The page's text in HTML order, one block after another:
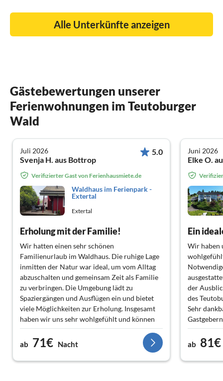
Alle Unterkünfte anzeigen
Gästebewertungen unserer
Ferienwohnungen im Teutoburger
Wald
Juli 2026
Svenja H. aus Bottrop
5.0
Verifizierter Gast von Ferienhausmiete.de
Waldhaus im Ferienpark -
Extertal
Extertal
Erholung mit der Familie!
Wir hatten einen sehr schönen
Familienurlaub im Waldhaus. Die ruhige Lage
inmitten der Natur war ideal, um vom Alltag
abzuschalten und gemeinsam Zeit als Familie
zu verbringen. Die Umgebung lädt zu
Spaziergängen und Ausflügen ein und bietet
viele Möglichkeiten zur Erholung. Insgesamt
haben wir uns sehr wohlgefühlt und können
das Waldhaus im Extertal Familien und allen,
die Ruhe und Natur suchen, gerne
ab 71€ Nacht
Juni 2026
Elke O.
Ein
Wir haben
der
des
Sehr
Als
ab 81€